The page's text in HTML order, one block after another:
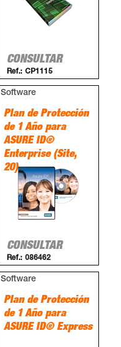
CONSULTAR
Ref.: CP1115
Software
Plan de Protección
de 1 Año para
ASURE ID®
Enterprise (Site,
20)
CONSULTAR
Ref.: 086462
Software
Plan de Protección
de 1 Año para
ASURE ID® Express